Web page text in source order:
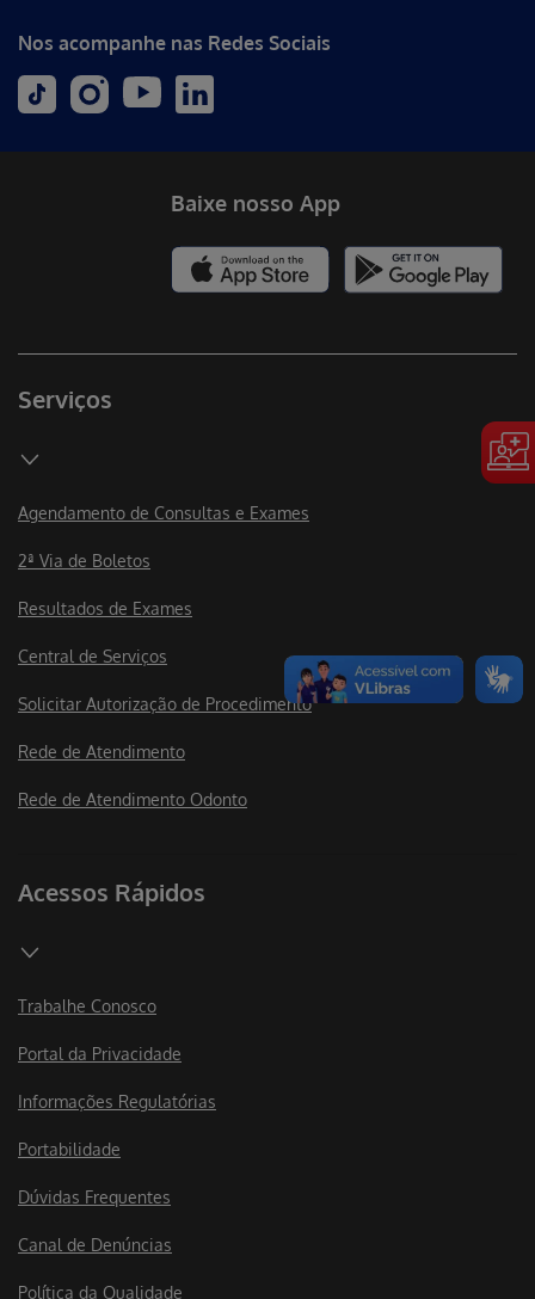
Nos acompanhe nas Redes Sociais
Serviços
Agendamento de Consultas e Exames
2ª Via de Boletos
Resultados de Exames
Central de Serviços
Solicitar Autorização de Procedimento
Rede de Atendimento
Rede de Atendimento Odonto
Acessos Rápidos
Trabalhe Conosco
Portal da Privacidade
Informações Regulatórias
Portabilidade
Dúvidas Frequentes
Canal de Denúncias
Política da Qualidade
Baixe nosso App